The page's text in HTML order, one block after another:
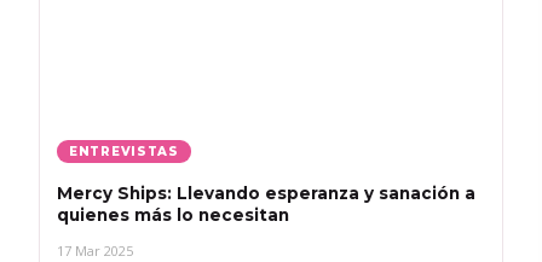
ENTREVISTAS
Mercy Ships: Llevando esperanza y sanación a
quienes más lo necesitan
17 Mar 2025